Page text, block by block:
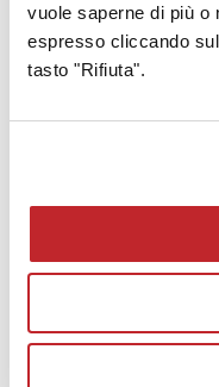
vuole saperne di più
espresso cliccando
tasto "Rifiuta".
Altre info sul prodotto >vai
Certificazioni e premi
Progetti >